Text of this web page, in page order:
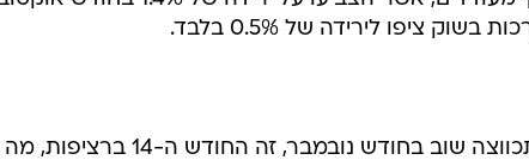
ציפו לירידה של 0.5% בלבד.
לעומת זאת, התפוקה התעשייתית התכווצה שוב בחודש נובמבר, זה החודש ה-14 ברציפות, מה